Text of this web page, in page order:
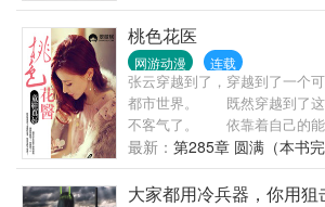
桃色花医
网游动漫 连载
张云穿越到了，穿越到了一个
都市世界。 既然穿越到了这
不客气了。 依靠着自己的
士，什么美女警察，还有什
一网罗在自己的家庭中，让她
们成为自己的妾。
最新： 第285章 圆满（本书完
大家都用冷兵器，你用狙